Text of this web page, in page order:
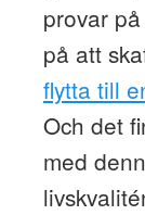
provar
på att
flytta till
Och det
med